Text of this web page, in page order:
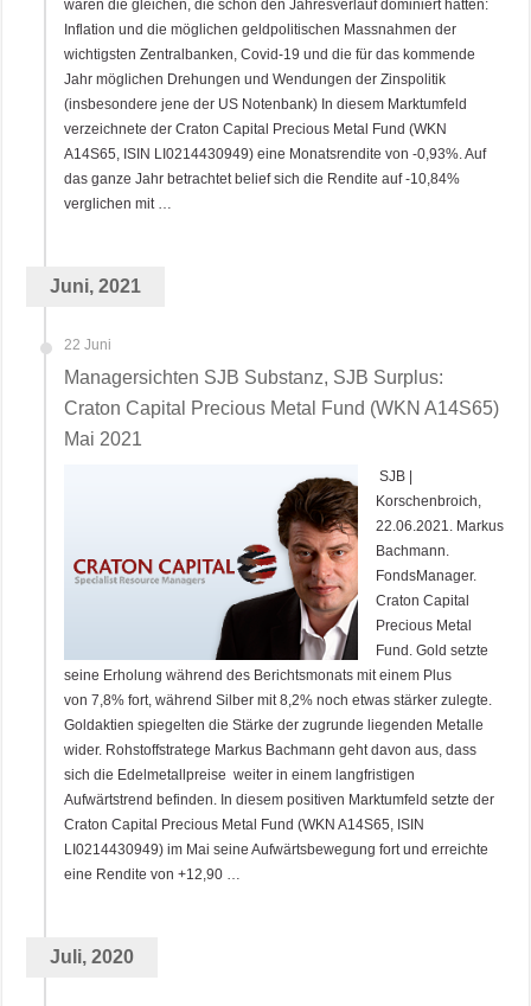
waren die gleichen, die schon den Jahresverlauf dominiert hatten:
Inflation und die möglichen geldpolitischen Massnahmen der
wichtigsten Zentralbanken, Covid-19 und die für das kommende
Jahr möglichen Drehungen und Wendungen der Zinspolitik
(insbesondere jene der US Notenbank) In diesem Marktumfeld
verzeichnete der Craton Capital Precious Metal Fund (WKN
A14S65, ISIN LI0214430949) eine Monatsrendite von -0,93%. Auf
das ganze Jahr betrachtet belief sich die Rendite auf -10,84%
verglichen mit …
Juni, 2021
22 Juni
Managersichten SJB Substanz, SJB Surplus:
Craton Capital Precious Metal Fund (WKN A14S65)
Mai 2021
SJB |
Korschenbroich,
22.06.2021. Markus
Bachmann.
FondsManager.
Craton Capital
Precious Metal
Fund. Gold setzte
seine Erholung während des Berichtsmonats mit einem Plus
von 7,8% fort, während Silber mit 8,2% noch etwas stärker zulegte.
Goldaktien spiegelten die Stärke der zugrunde liegenden Metalle
wider. Rohstoffstratege Markus Bachmann geht davon aus, dass
sich die Edelmetallpreise weiter in einem langfristigen
Aufwärtstrend befinden. In diesem positiven Marktumfeld setzte der
Craton Capital Precious Metal Fund (WKN A14S65, ISIN
LI0214430949) im Mai seine Aufwärtsbewegung fort und erreichte
eine Rendite von +12,90 …
Juli, 2020